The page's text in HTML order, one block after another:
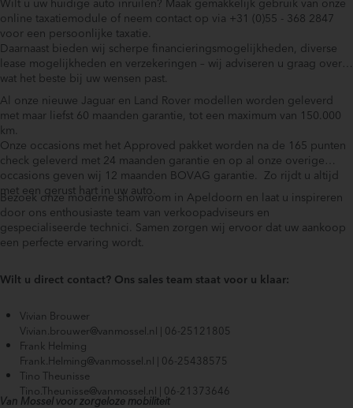
Afwijkende dakkleur
Anti Blokkeer Systeem
Anti doorSlip Regeling
Automatic High Beam Assist (030NT)
Automatisch dimmende binnenspiegel (031CG)
Bagagescherm (063AH)
Bestuurdersairbag
Black Exterior Pack (074LN)
Bluetooth telefoonvoorbereiding
Boordcomputer
Brake Assist System
Buitensp.elektr.verst -verwarmb-inklap.+dim.
Buitenspiegels met verlichting
ClearSight achteruitkijkspiegel (031BS)
Connected services
DAB Radio (025JB)
Dimlichten automatisch
Draadloos opladen (026JB)
online taxatiemodule of neem contact op via +31 (0)55 - 368 2847
voor een persoonlijke taxatie.
Daarnaast bieden wij scherpe financieringsmogelijkheden, diverse
lease mogelijkheden en verzekeringen – wij adviseren u graag over
wat het beste bij uw wensen past.
Al onze nieuwe Jaguar en Land Rover modellen worden geleverd
met maar liefst 60 maanden garantie, tot een maximum van 150.000
km.
Onze occasions met het Approved pakket worden na de 165 punten
check geleverd met 24 maanden garantie en op al onze overige
occasions geven wij 12 maanden BOVAG garantie. Zo rijdt u altijd
met een gerust hart in uw auto.
Bezoek onze moderne showroom in Apeldoorn en laat u inspireren
door ons enthousiaste team van verkoopadviseurs en
gespecialiseerde technici. Samen zorgen wij ervoor dat uw aankoop
een perfecte ervaring wordt.
Wilt u direct contact? Ons sales team staat voor u klaar:
Vivian Brouwer
Vivian.brouwer@vanmossel.nl | 06-25121805
Frank Helming
Frank.Helming@vanmossel.nl | 06-25438575
Tino Theunisse
Tino.Theunisse@vanmossel.nl | 06-21373646
Van Mossel voor zorgeloze mobiliteit